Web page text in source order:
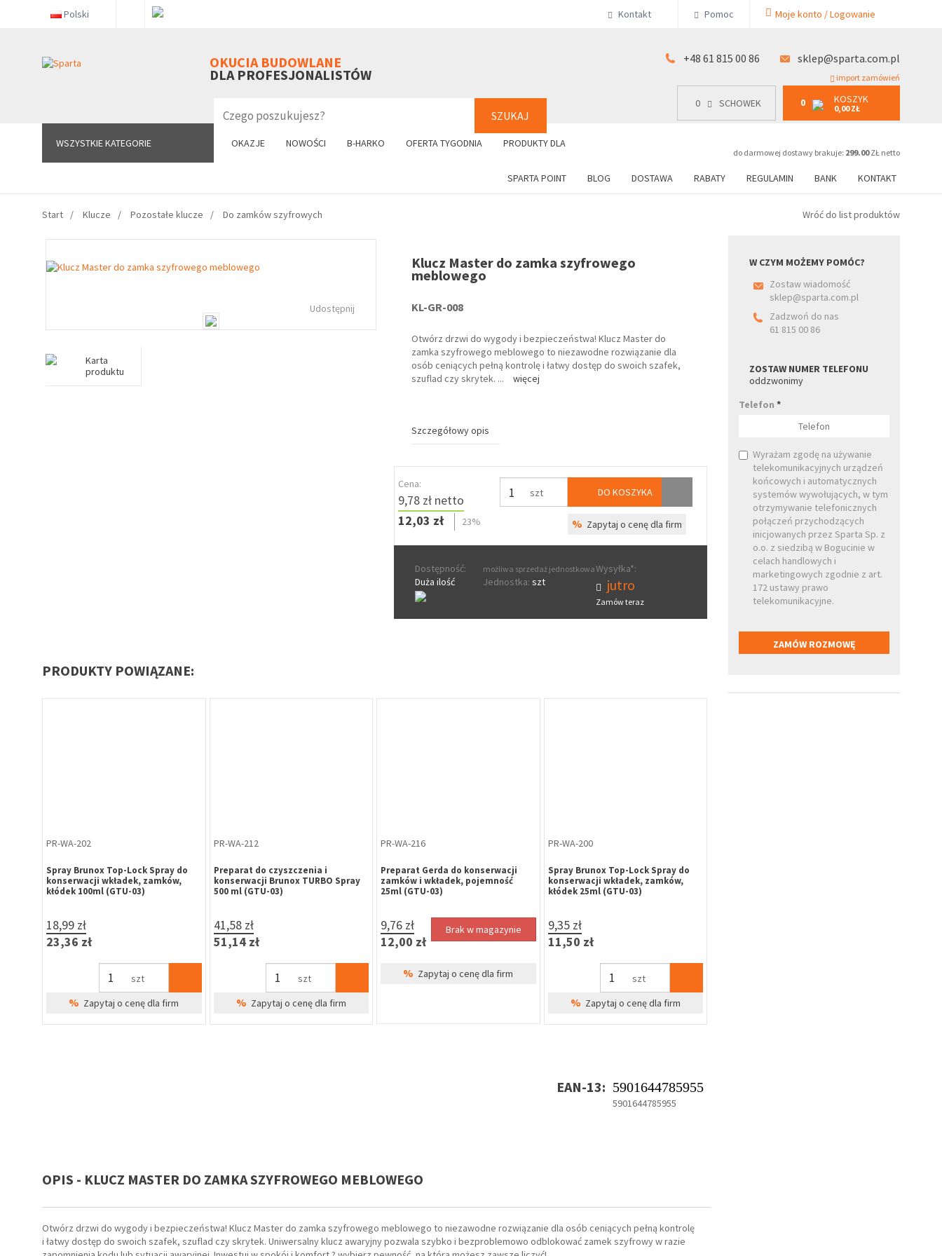
Polski Kontakt Pomoc Moje konto / Logowanie
OKUCIA BUDOWLANE
DLA PROFESJONALISTÓW
SZUKAJ
+48 61 815 00 86 sklep@sparta.com.pl
import zamówień
0 SCHOWEK 0 KOSZYK
0,00 ZŁ
do darmowej dostawy brakuje: 299.00ZŁ netto
WSZYSTKIE KATEGORIE OKAZJE NOWOŚCI B-HARKO OFERTA TYGODNIA PRODUKTY DLA
SPARTA POINT BLOG DOSTAWA RABATY REGULAMIN BANK KONTAKT
WSZYSTKIE KATEGORIE 0 SCHOWEK 0 KOSZYK
0,00 ZŁ
+48 61 815 00 86
Start Klucze Pozostałe klucze Do zamków szyfrowych Wróć do list produktów
Udostępnij
Karta
produktu
Klucz Master do zamka szyfrowego
meblowego
KL-GR-008
Otwórz drzwi do wygody i bezpieczeństwa! Klucz Master do
zamka szyfrowego meblowego to niezawodne rozwiązanie dla
osób ceniących pełną kontrolę i łatwy dostęp do swoich szafek,
szuflad czy skrytek. ... więcej
Szczegółowy opis
Cena:
9,78 zł netto
12,03 zł
23%
szt DO KOSZYKA
% Zapytaj o cenę dla firm
Dostępność:
Duża ilość
możliwa sprzedaż jednostkowa
Jednostka: szt
Wysyłka*:
jutro
Zamów teraz
PRODUKTY POWIĄZANE:
PR-WA-202
Spray Brunox Top-Lock Spray do
konserwacji wkładek, zamków,
kłódek 100ml (GTU-03)
18,99 zł
23,36 zł
szt
% Zapytaj o cenę dla firm
PR-WA-212
Preparat do czyszczenia i
konserwacji Brunox TURBO Spray
500 ml (GTU-03)
41,58 zł
51,14 zł
szt
% Zapytaj o cenę dla firm
PR-WA-216
Preparat Gerda do konserwacji
zamków i wkładek, pojemność
25ml (GTU-03)
9,76 zł
12,00 zł
Brak w magazynie
% Zapytaj o cenę dla firm
PR-WA-200
Spray Brunox Top-Lock Spray do
konserwacji wkładek, zamków,
kłódek 25ml (GTU-03)
9,35 zł
11,50 zł
szt
% Zapytaj o cenę dla firm
EAN-13: 5901644785955
5901644785955
OPIS - KLUCZ MASTER DO ZAMKA SZYFROWEGO MEBLOWEGO
Otwórz drzwi do wygody i bezpieczeństwa! Klucz Master do zamka szyfrowego meblowego to niezawodne rozwiązanie dla osób ceniących pełną kontrolę
i łatwy dostęp do swoich szafek, szuflad czy skrytek. Uniwersalny klucz awaryjny pozwala szybko i bezproblemowo odblokować zamek szyfrowy w razie
W CZYM MOŻEMY POMÓC?
Zostaw wiadomość
sklep@sparta.com.pl
Zadzwoń do nas
61 815 00 86
ZOSTAW NUMER TELEFONU
oddzwonimy
Telefon*
Wyrażam zgodę na używanie
telekomunikacyjnych urządzeń
końcowych i automatycznych
systemów wywołujących, w tym
otrzymywanie telefonicznych
połączeń przychodzących
inicjowanych przez Sparta Sp. z
o.o. z siedzibą w Bogucinie w
celach handlowych i
marketingowych zgodnie z art.
172 ustawy prawo
telekomunikacyjne.